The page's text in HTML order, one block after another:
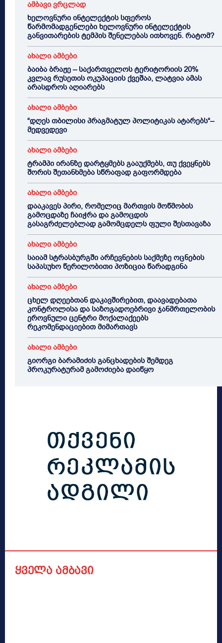
ამბავი ვრცლად
ხელოვნური ინტელექტის სფეროს
წარმომადგენლები ხელოვნური ინტელექტის
განვითარების ტემპის შენელებას ითხოვენ. რატომ?
ახალი ამბები
ბაიბა ბრაჟე – საქართველოს ტერიტორიის 20%
კვლავ რუსეთის ოკუპაციის ქვეშაა, ლატვია ამას
არასდროს აღიარებს
ახალი ამბები
“დღეს თბილისი პრაგმატულ პოლიტიკას ატარებს“–
მედვედევი
ახალი ამბები
ტრამპი ირანზე დარტყმებს გააუქმებს, თუ ქვეყნებს
შორის შეთანხმება სწრაფად გაფორმდება
ახალი ამბები
დააკავეს პირი, რომელიც მართვის მოწმობის
გამოცდაზე ჩაიჭრა და გამოცდის
გასაგრძელებლად გამომცდელს ფული შესთავაზა
ახალი ამბები
საიამ სტრასბურგში არჩევნების საქმეზე ოცნების
საპასუხო წერილობითი პოზიცია წარადგინა
ახალი ამბები
ცხელ დღეებთან დაკავშირებით, დაავადებათა
კონტროლისა და საზოგადოებრივი ჯანმრთელობის
ეროვნული ცენტრი მოქალაქეებს
რეკომენდაციებით მიმართავს
ახალი ამბები
გიორგი ბარამიძის განცხადების შემდეგ
პროკურატურამ გამოძიება დაიწყო
ყველა ამბავი